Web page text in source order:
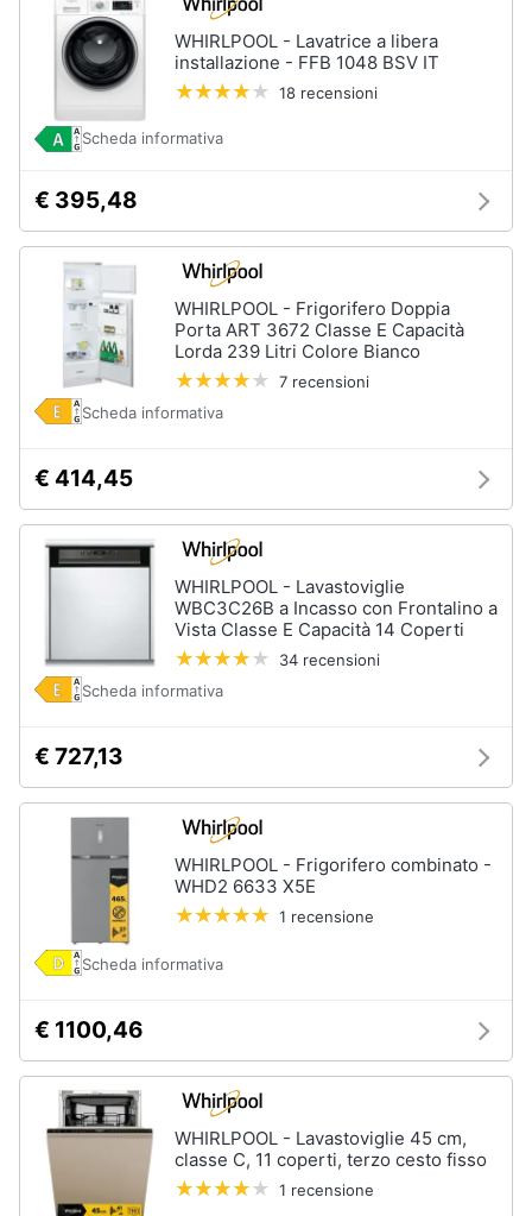
WHIRLPOOL - Lavatrice a libera
installazione - FFB 1048 BSV IT
18 recensioni
Scheda informativa
€ 395,48
WHIRLPOOL - Frigorifero Doppia
Porta ART 3672 Classe E Capacità
Lorda 239 Litri Colore Bianco
7 recensioni
Scheda informativa
€ 414,45
WHIRLPOOL - Lavastoviglie
WBC3C26B a Incasso con Frontalino a
Vista Classe E Capacità 14 Coperti
34 recensioni
Scheda informativa
€ 727,13
WHIRLPOOL - Frigorifero combinato -
WHD2 6633 X5E
1 recensione
Scheda informativa
€ 1100,46
WHIRLPOOL - Lavastoviglie 45 cm,
classe C, 11 coperti, terzo cesto fisso
1 recensione